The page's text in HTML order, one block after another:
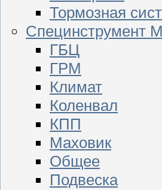
Тормозная
Специнструмент
ГБЦ
ГРМ
Климат
Коленвал
КПП
Маховик
Общее
Подвеска